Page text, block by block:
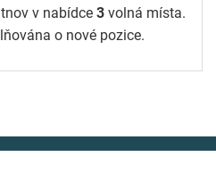
v nabídce 3 volná místa.
o nové pozice.